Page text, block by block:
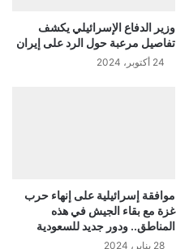
وزير الدفاع الإسرائيلي يكشف
تفاصيل مرعبة حول الرد على إيران
24 أكتوبر، 2024
موافقة إسرائيلية على إنهاء حرب
غزة مع بقاء الجيش في هذه
المناطق.. ودور جديد للسعودية
28 يناير، 2024